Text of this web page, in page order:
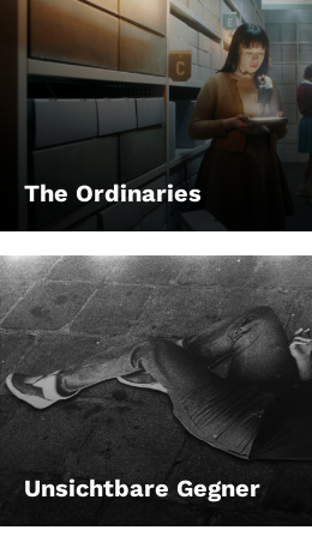
The Ordinaries
Unsichtbare Gegner